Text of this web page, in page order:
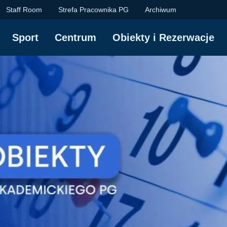
Sportu
Staff Room Strefa Pracownika PG Archiwum
Sport Centrum Obiekty i Rezerwacje